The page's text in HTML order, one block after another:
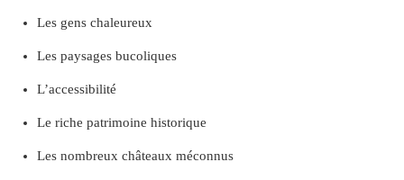
Les gens chaleureux
Les paysages bucoliques
L’accessibilité
Le riche patrimoine historique
Les nombreux châteaux méconnus